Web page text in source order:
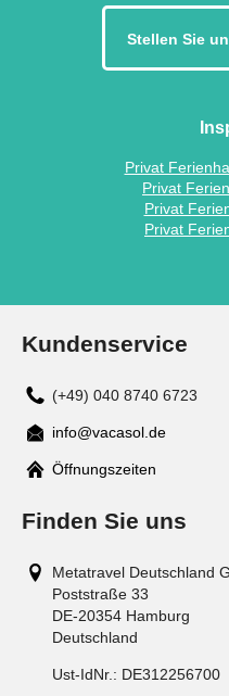
Stellen Sie
Privat
Privat
Privat
Privat
Kundenservice
(+49) 040 8740 6723
Mail
info@vacasol.de
Öffnungszeiten
Finden Sie uns
Metatravel Deutschland
Poststraße 33
DE-20354 Hamburg
Deutschland
Ust-IdNr.: DE312256700